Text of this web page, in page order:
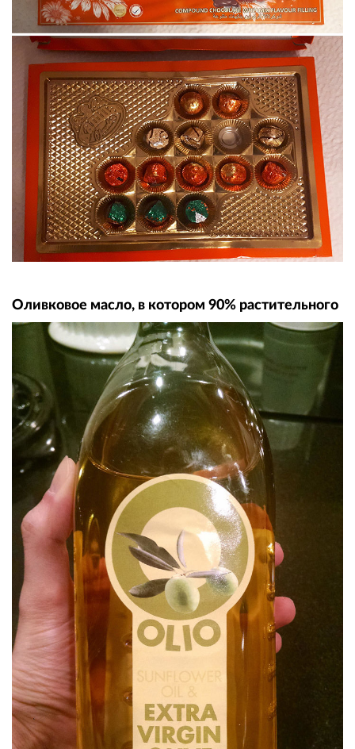
Оливковое масло, в котором 90% растительного